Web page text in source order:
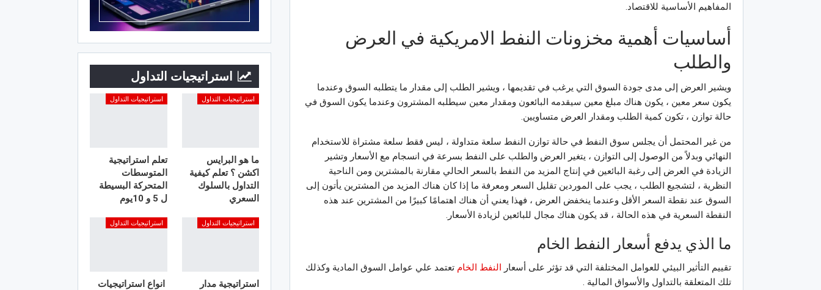
المفاهيم الأساسية للاقتصاد.
أساسيات أهمية مخزونات النفط الامريكية في العرض
والطلب
ويشير العرض إلى مدى جودة السوق التي يرغب في تقديمها ، ويشير الطلب إلى مقدار ما يتطلبه السوق وعندما
يكون سعر معين ، يكون هناك مبلغ معين سيقدمه البائعون ومقدار معين سيطلبه المشترون وعندما يكون السوق في
حالة توازن ، تكون كمية الطلب ومقدار العرض متساويين.
من غير المحتمل أن يجلس سوق النفط في حالة توازن النفط سلعة متداولة ، ليس فقط سلعة مشتراة للاستخدام
النهائي وبدلاً من الوصول إلى التوازن ، يتغير العرض والطلب على النفط بسرعة في انسجام مع الأسعار وتشير
الزيادة في العرض إلى رغبة البائعين في إنتاج المزيد من النفط بالسعر الحالي مقارنة بالمشترين ومن الناحية
النظرية ، لتشجيع الطلب ، يجب على الموردين تقليل السعر ومعرفة ما إذا كان هناك المزيد من المشترين يأتون إلى
السوق عند نقطة السعر الأقل وعندما ينخفض العرض ، فهذا يعني أن هناك اهتمامًا كبيرًا من المشترين عند هذه
النقطة السعرية في هذه الحالة ، قد يكون هناك مجال للبائعين لزيادة الأسعار.
ما الذي يدفع أسعار النفط الخام
تقييم التأثير البيئي للعوامل المختلفة التي قد تؤثر على أسعار النفط الخام تعتمد علي عوامل السوق المادية وكذلك
تلك المتعلقة بالتداول والأسواق المالية .
استراتيجيات التداول
استراتيجيات التداول
ما هو البرايس
اكشن ؟ تعلم كيفية
التداول بالسلوك
السعري
استراتيجيات التداول
تعلم استراتيجية
المتوسطات
المتحركة البسيطة
ل 5 و 10يوم
استراتيجيات التداول
استراتيجية مدار
استراتيجيات التداول
انواع استراتيجيات